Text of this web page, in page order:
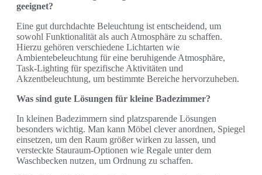
geeignet?
Eine gut durchdachte Beleuchtung ist entscheidend, um
sowohl Funktionalität als auch Atmosphäre zu schaffen.
Hierzu gehören verschiedene Lichtarten wie
Ambientebeleuchtung für eine beruhigende Atmosphäre,
Task-Lighting für spezifische Aktivitäten und
Akzentbeleuchtung, um bestimmte Bereiche hervorzuheben.
Was sind gute Lösungen für kleine Badezimmer?
In kleinen Badezimmern sind platzsparende Lösungen
besonders wichtig. Man kann Möbel clever anordnen, Spiegel
einsetzen, um den Raum größer wirken zu lassen, und
versteckte Stauraum-Optionen wie Regale unter dem
Waschbecken nutzen, um Ordnung zu schaffen.